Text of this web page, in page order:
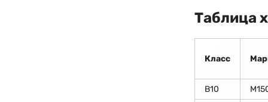
Таблица
Класс
В10